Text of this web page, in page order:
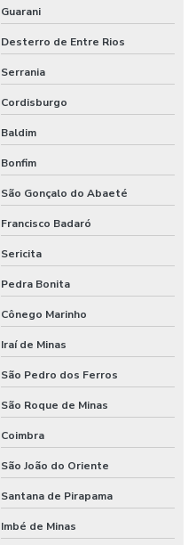
Guarani
Desterro de Entre Rios
Serrania
Cordisburgo
Baldim
Bonfim
São Gonçalo do Abaeté
Francisco Badaró
Sericita
Pedra Bonita
Cônego Marinho
Iraí de Minas
São Pedro dos Ferros
São Roque de Minas
Coimbra
São João do Oriente
Santana de Pirapama
Imbé de Minas